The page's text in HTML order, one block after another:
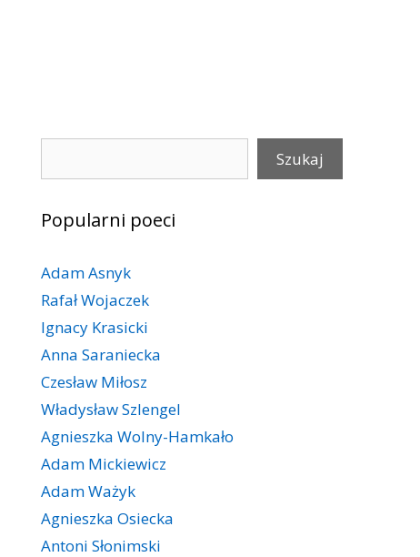
Szukaj
Popularni poeci
Adam Asnyk
Rafał Wojaczek
Ignacy Krasicki
Anna Saraniecka
Czesław Miłosz
Władysław Szlengel
Agnieszka Wolny-Hamkało
Adam Mickiewicz
Adam Ważyk
Agnieszka Osiecka
Antoni Słonimski